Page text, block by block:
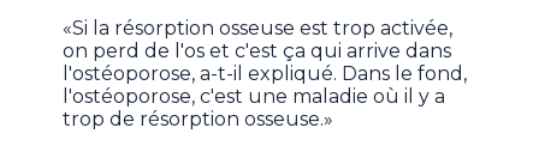
«Si la résorption osseuse est trop activée,
on perd de l'os et c'est ça qui arrive dans
l'ostéoporose, a-t-il expliqué. Dans le fond,
l'ostéoporose, c'est une maladie où il y a
trop de résorption osseuse.»